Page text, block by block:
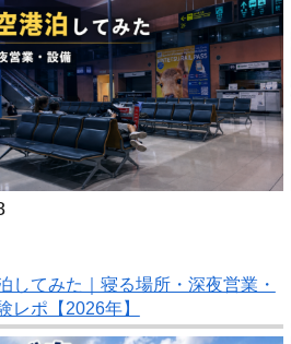
してみた｜寝る場所・深夜営業・
レポ【2026年】